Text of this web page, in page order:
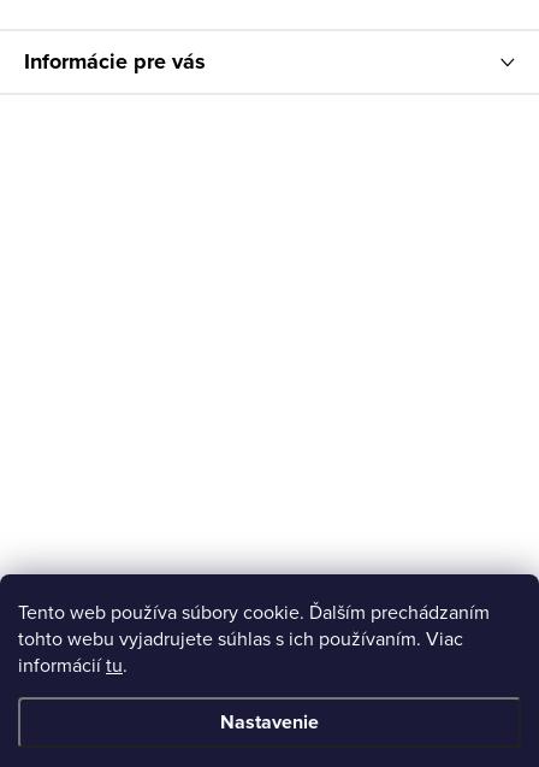
Tento web používa súbory cookie. Ďalším prechádzaním
tohto webu vyjadrujete súhlas s ich používaním. Viac
informáciítu.
Nastavenie
Informácie pre vás